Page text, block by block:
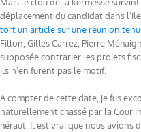
déplacement du candidat dans
tort un article sur une réunion
Fillon, Gilles Carrez, Pierre
supposée contrarier les projets
ils n’en furent pas le motif.
A compter de cette date, je fus
naturellement chassé par la Cour
héraut. Il est vrai que nous avions